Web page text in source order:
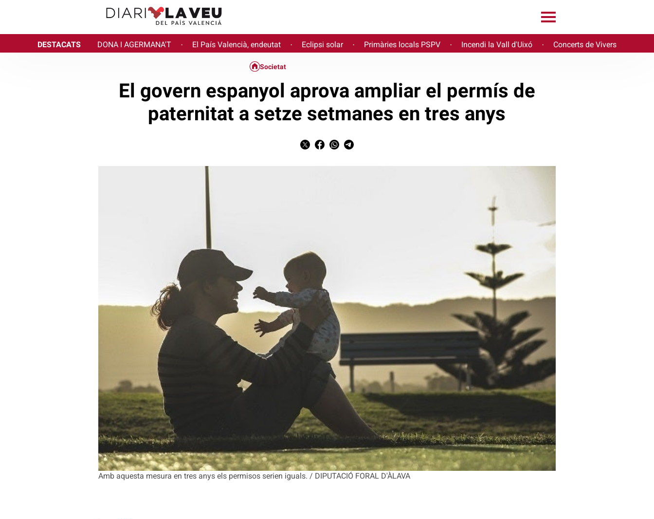
DESTACATS DONA I AGERMANA'T · El País Valencià, endeutat · Eclipsi solar · Primàries locals PSPV · Incendi la Vall d'Uixó · Concerts de Vivers
Amb aquesta mesura en tres anys els permisos serien iguals. / DIPUTACIÓ FORAL D'ÀLAVA
Societat
El govern espanyol aprova ampliar el permís de
paternitat a setze setmanes en tres anys